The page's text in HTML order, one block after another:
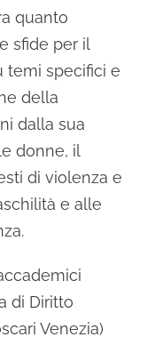
quanto
sfide per il
temi specifici e
della
dalla sua
donne, il
di violenza e
e alle
di Diritto
Venezia)